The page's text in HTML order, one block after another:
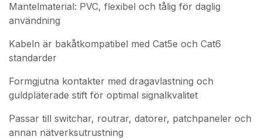
Mantelmaterial: PVC, flexibel och tålig för daglig
användning
Kabeln är bakåtkompatibel med Cat5e och Cat6
standarder
Formgjutna kontakter med dragavlastning och
guldpläterade stift för optimal signalkvalitet
Passar till switchar, routrar, datorer, patchpaneler och
annan nätverksutrustning